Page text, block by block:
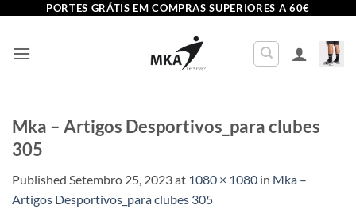
content
PORTES GRÁTIS EM COMPRAS SUPERIORES A 60€
Mka – Artigos Desportivos_para clubes
305
Published Setembro 25, 2023at 1080 × 1080 in Mka –
Artigos Desportivos_para clubes 305